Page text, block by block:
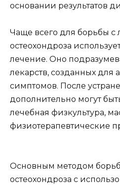
основании результатов
Чаще всего для борьбы
остеохондроза
лечение. Оно
лекарств, созданных для
симптомов. После
дополнительно могут
лечебная физкультура,
физиотерапевтические
Основным методом
остеохондроза с